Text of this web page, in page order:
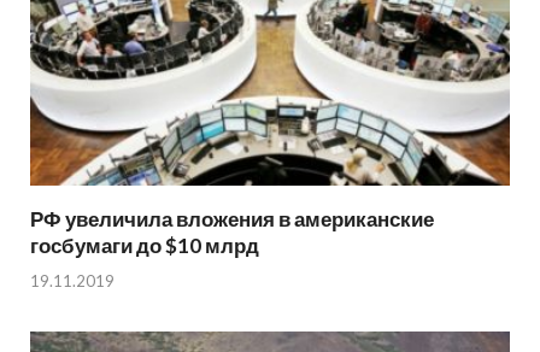
РФ увеличила вложения в американские
госбумаги до $10 млрд
19.11.2019